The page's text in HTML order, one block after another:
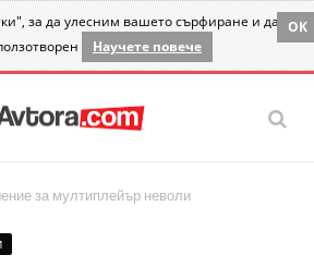
за да улесним вашето сърфиране и да
Научете повече
OK
за мултиплейър неволи